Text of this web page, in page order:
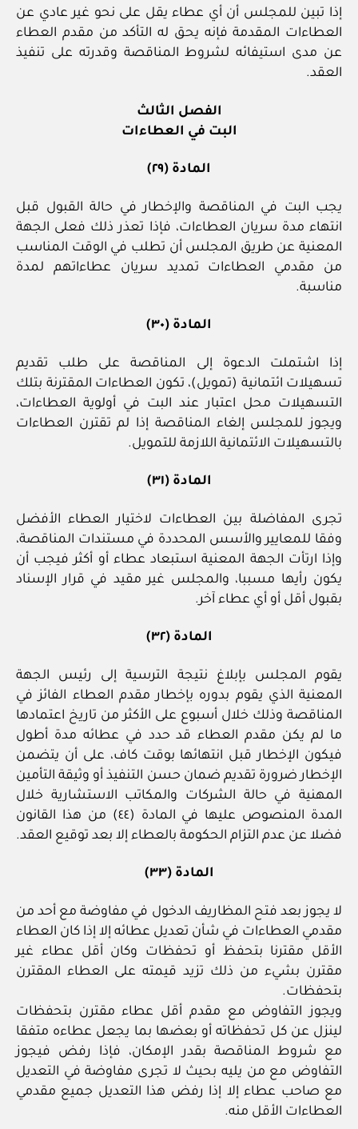
إذا تبين للمجلس أن أي عطاء يقل على نحو غير عادي عن
العطاءات المقدمة فإنه يحق له التأكد من مقدم العطاء
عن مدى استيفائه لشروط المناقصة وقدرته على تنفيذ
العقد.
الفصل الثالث
البت في العطاءات
المادة (٢٩)
يجب البت في المناقصة والإخطار في حالة القبول قبل
انتهاء مدة سريان العطاءات، فإذا تعذر ذلك فعلى الجهة
المعنية عن طريق المجلس أن تطلب في الوقت المناسب
من مقدمي العطاءات تمديد سريان عطاءاتهم لمدة
مناسبة.
المادة (٣٠)
إذا اشتملت الدعوة إلى المناقصة على طلب تقديم
تسهيلات ائتمانية (تمويل)، تكون العطاءات المقترنة بتلك
التسهيلات محل اعتبار عند البت في أولوية العطاءات،
ويجوز للمجلس إلغاء المناقصة إذا لم تقترن العطاءات
بالتسهيلات الائتمانية اللازمة للتمويل.
المادة (٣١)
تجرى المفاضلة بين العطاءات لاختيار العطاء الأفضل
وفقا للمعايير والأسس المحددة في مستندات المناقصة،
وإذا ارتأت الجهة المعنية استبعاد عطاء أو أكثر فيجب أن
يكون رأيها مسببا، والمجلس غير مقيد في قرار الإسناد
بقبول أقل أو أي عطاء آخر.
المادة (٣٢)
يقوم المجلس بإبلاغ نتيجة الترسية إلى رئيس الجهة
المعنية الذي يقوم بدوره بإخطار مقدم العطاء الفائز في
المناقصة وذلك خلال أسبوع على الأكثر من تاريخ اعتمادها
ما لم يكن مقدم العطاء قد حدد في عطائه مدة أطول
فيكون الإخطار قبل انتهائها بوقت كاف، على أن يتضمن
الإخطار ضرورة تقديم ضمان حسن التنفيذ أو وثيقة التأمين
المهنية في حالة الشركات والمكاتب الاستشارية خلال
المدة المنصوص عليها في المادة (٤٤) من هذا القانون
فضلا عن عدم التزام الحكومة بالعطاء إلا بعد توقيع العقد.
المادة (٣٣)
لا يجوز بعد فتح المظاريف الدخول في مفاوضة مع أحد من
مقدمي العطاءات في شأن تعديل عطائه إلا إذا كان العطاء
الأقل مقترنا بتحفظ أو تحفظات وكان أقل عطاء غير
مقترن بشيء من ذلك تزيد قيمته على العطاء المقترن
بتحفظات.
ويجوز التفاوض مع مقدم أقل عطاء مقترن بتحفظات
لينزل عن كل تحفظاته أو بعضها بما يجعل عطاءه متفقا
مع شروط المناقصة بقدر الإمكان، فإذا رفض فيجوز
التفاوض مع من يليه بحيث لا تجرى مفاوضة في التعديل
مع صاحب عطاء إلا إذا رفض هذا التعديل جميع مقدمي
العطاءات الأقل منه.